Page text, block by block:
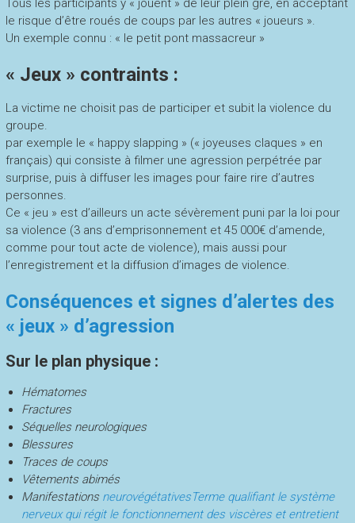
Tous les participants y « jouent » de leur plein gré, en acceptant
le risque d’être roués de coups par les autres « joueurs ».
Un exemple connu : « le petit pont massacreur »
« Jeux » contraints :
La victime ne choisit pas de participer et subit la violence du
groupe.
par exemple le « happy slapping » (« joyeuses claques » en
français) qui consiste à filmer une agression perpétrée par
surprise, puis à diffuser les images pour faire rire d’autres
personnes.
Ce « jeu » est d’ailleurs un acte sévèrement puni par la loi pour
sa violence (3 ans d’emprisonnement et 45 000€ d’amende,
comme pour tout acte de violence), mais aussi pour
l’enregistrement et la diffusion d’images de violence.
Conséquences et signes d’alertes des
« jeux » d’agression
Sur le plan physique :
Hématomes
Fractures
Séquelles neurologiques
Blessures
Traces de coups
Vêtements abimés
Manifestations neurovégétativesTerme qualifiant le système
nerveux qui régit le fonctionnement des viscères et entretient